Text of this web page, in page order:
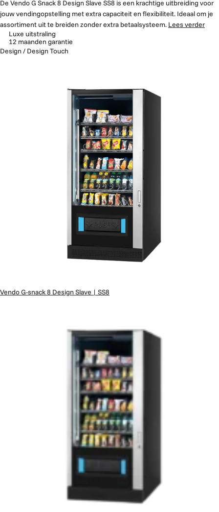
De Vendo G Snack 8 Design Slave SS8 is een krachtige uitbreiding voor
jouw vendingopstelling met extra capaciteit en flexibiliteit. Ideaal om je
assortiment uit te breiden zonder extra betaalsysteem. Lees verder
Luxe uitstraling
12 maanden garantie
Design / Design Touch
Vendo G-snack 8 Design Slave | SS8